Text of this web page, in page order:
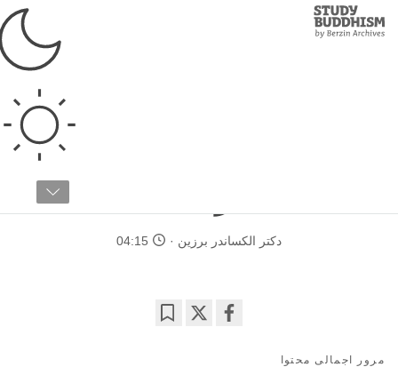
Study
Buddhism
بودیسم در آسیای مرکزی
تاریخ بودیسم در میان
دکتر الکساندر برزین 04:15
مرور اجمالی محتوا